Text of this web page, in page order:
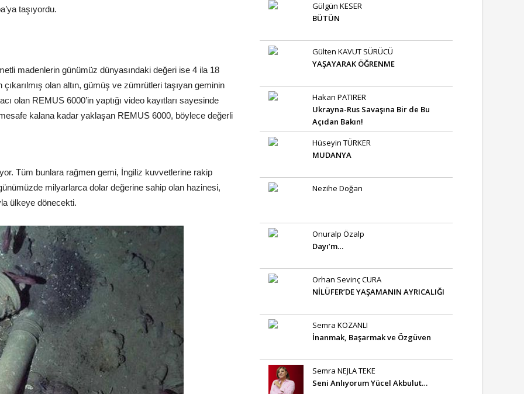
taşıyordu.
madenlerin günümüz dünyasındaki değeri ise 4 ila 18
olan altın, gümüş ve zümrütleri taşıyan geminin
olan REMUS 6000’in yaptığı video kayıtları sayesinde
kalana kadar yaklaşan REMUS 6000, böylece değerli
Tüm bunlara rağmen gemi, İngiliz kuvvetlerine rakip
milyarlarca dolar değerine sahip olan hazinesi,
ülkeye dönecekti.
Gülgün KESER
BÜTÜN
Gülten KAVUT SÜRÜCÜ
YAŞAYARAK ÖĞRENME
Hakan PATIRER
Ukrayna-Rus Savaşına Bir de Bu
Açıdan Bakın!
Hüseyin TÜRKER
MUDANYA
Nezihe Doğan
Onuralp Özalp
Dayı’m…
Orhan Sevinç CURA
NİLÜFER’DE YAŞAMANIN AYRICALIĞI
Semra KOZANLI
İnanmak, Başarmak ve Özgüven
Semra NEJLA TEKE
Seni Anlıyorum Yücel Akbulut…